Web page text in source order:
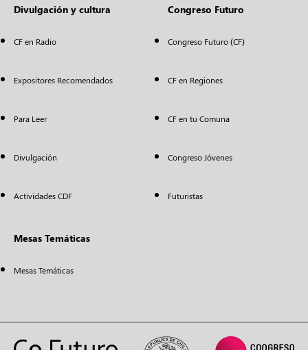
Divulgación y cultura
CF en Radio
Expositores Recomendados
Para Leer
Divulgación
Actividades CDF
Congreso Futuro
Congreso Futuro (CF)
CF en Regiones
CF en tu Comuna
Congreso Jóvenes
Futuristas
Mesas Temáticas
Mesas Temáticas